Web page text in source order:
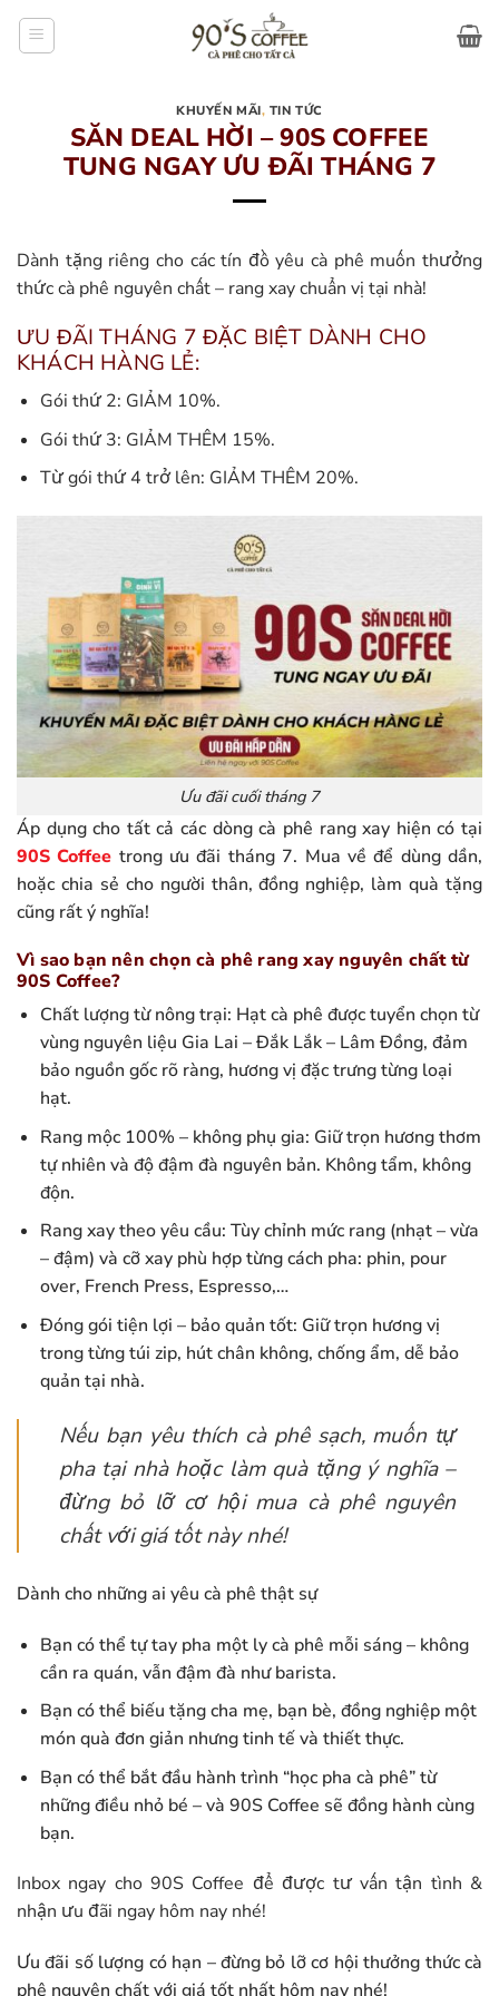
KHUYẾN MÃI, TIN TỨC
SĂN DEAL HỜI – 90S COFFEE
TUNG NGAY ƯU ĐÃI THÁNG 7
Dành tặng riêng cho các tín đồ yêu cà phê muốn thưởng
thức cà phê nguyên chất – rang xay chuẩn vị tại nhà!
ƯU ĐÃI THÁNG 7 ĐẶC BIỆT DÀNH CHO
KHÁCH HÀNG LẺ:
Gói thứ 2: GIẢM 10%.
Gói thứ 3: GIẢM THÊM 15%.
Từ gói thứ 4 trở lên: GIẢM THÊM 20%.
Ưu đãi cuối tháng 7
Áp dụng cho tất cả các dòng cà phê rang xay hiện có tại
90S Coffee trong ưu đãi tháng 7. Mua về để dùng dần,
hoặc chia sẻ cho người thân, đồng nghiệp, làm quà tặng
cũng rất ý nghĩa!
Vì sao bạn nên chọn cà phê rang xay nguyên chất từ
90S Coffee?
Chất lượng từ nông trại: Hạt cà phê được tuyển chọn từ
vùng nguyên liệu Gia Lai – Đắk Lắk – Lâm Đồng, đảm
bảo nguồn gốc rõ ràng, hương vị đặc trưng từng loại
hạt.
Rang mộc 100% – không phụ gia: Giữ trọn hương thơm
tự nhiên và độ đậm đà nguyên bản. Không tẩm, không
độn.
Rang xay theo yêu cầu: Tùy chỉnh mức rang (nhạt – vừa
– đậm) và cỡ xay phù hợp từng cách pha: phin, pour
over, French Press, Espresso,…
Đóng gói tiện lợi – bảo quản tốt: Giữ trọn hương vị
trong từng túi zip, hút chân không, chống ẩm, dễ bảo
quản tại nhà.
Nếu bạn yêu thích cà phê sạch, muốn tự
pha tại nhà hoặc làm quà tặng ý nghĩa –
đừng bỏ lỡ cơ hội mua cà phê nguyên
chất với giá tốt này nhé!
Dành cho những ai yêu cà phê thật sự
Bạn có thể tự tay pha một ly cà phê mỗi sáng – không
cần ra quán, vẫn đậm đà như barista.
Bạn có thể biếu tặng cha mẹ, bạn bè, đồng nghiệp một
món quà đơn giản nhưng tinh tế và thiết thực.
Bạn có thể bắt đầu hành trình “học pha cà phê” từ
những điều nhỏ bé – và 90S Coffee sẽ đồng hành cùng
bạn.
Inbox ngay cho 90S Coffee để được tư vấn tận tình &
nhận ưu đãi ngay hôm nay nhé!
Ưu đãi số lượng có hạn – đừng bỏ lỡ cơ hội thưởng thức cà
phê nguyên chất với giá tốt nhất hôm nay nhé!